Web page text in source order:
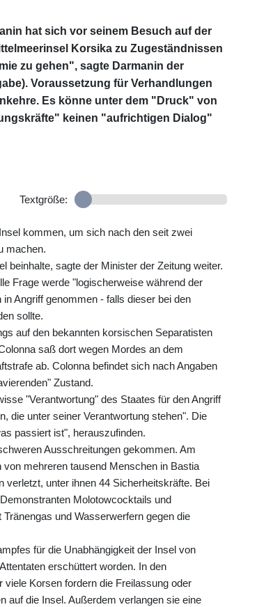
hat sich vor seinem Besuch auf der
Korsika zu Zugeständnissen
zu gehen", sagte Darmanin der
Voraussetzung für Verhandlungen
Es könne unter dem "Druck" von
keinen "aufrichtigen Dialog"
Textgröße:
kommen, um sich nach den seit zwei
machen.
beinhalte, sagte der Minister der Zeitung weiter.
Frage werde "logischerweise während der
Angriff genommen - falls dieser bei den
sollte.
auf den bekannten korsischen Separatisten
saß dort wegen Mordes an dem
ab. Colonna befindet sich nach Angaben
Zustand.
"Verantwortung" des Staates für den Angriff
die unter seiner Verantwortung stehen". Die
passiert ist", herauszufinden.
Ausschreitungen gekommen. Am
mehreren tausend Menschen in Bastia
verletzt, unter ihnen 44 Sicherheitskräfte. Bei
Molotowcocktails und
und Wasserwerfern gegen die
für die Unabhängigkeit der Insel von
erschüttert worden. In den
Korsen fordern die Freilassung oder
auf die Insel. Außerdem verlangen sie eine